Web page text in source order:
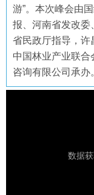
游”。本次峰会由
报、河南省发改委
省民政厅指导，许
中国林业产业联合
咨询有限公司承办